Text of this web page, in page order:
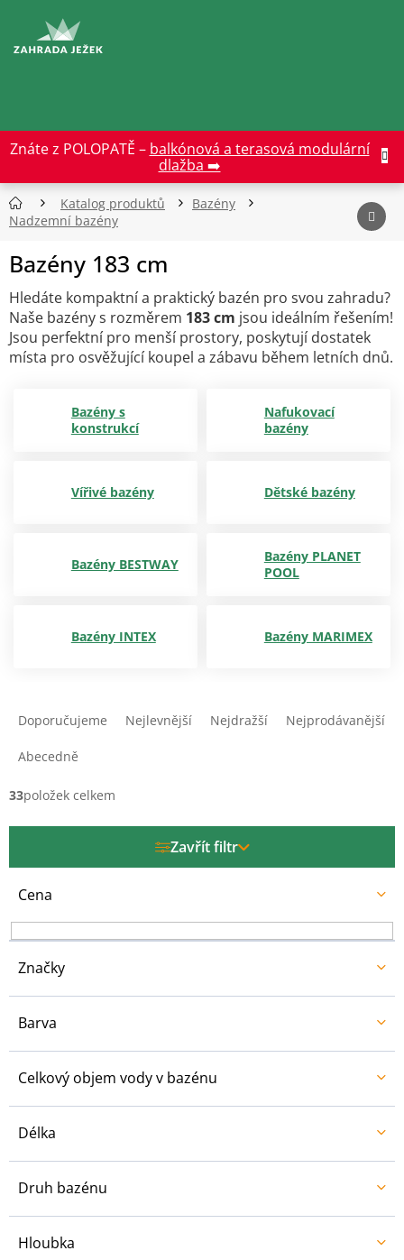
obsah
Znáte z POLOPATĚ – balkónová a terasová modulární
dlažba ➡️
Katalog produktů
Bazény
Nadzemní bazény
Bazény 183 cm
Hledáte kompaktní a praktický bazén pro svou zahradu?
Naše bazény s rozměrem 183 cm jsou ideálním řešením!
Jsou perfektní pro menší prostory, poskytují dostatek
místa pro osvěžující koupel a zábavu během letních dnů.
Bazény s
konstrukcí
Nafukovací
bazény
Vířivé bazény Dětské bazény
Bazény BESTWAY
Bazény PLANET
POOL
Bazény INTEX Bazény MARIMEX
í
k
t
Doporučujeme Nejlevnější Nejdražší Nejprodávanější
Abecedně
33položek celkem
Zavřít filtr
Cena
Značky
Barva
Celkový objem vody v bazénu
Délka
Druh bazénu
Hloubka